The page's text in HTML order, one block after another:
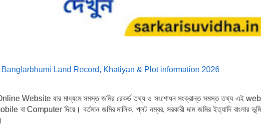
Banglarbhumi Land Record, Khatiyan & Plot information 2026
Website যার মাধ্যমে সমস্ত জমির রেকর্ড তথ্য ও সংশোধন সংক্রান্ত সমস্ত তথ্য এই web
বা Computer দিয়ে। বর্তমান জমির মালিক, প্লট নম্বর, সরকারী দাম জমির ইত্যাদি বাংলার ভূমি